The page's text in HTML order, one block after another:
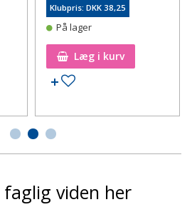
Klubpris: DKK 38,25
På lager
Læg i kurv
Tilføj til ønskeseddel
faglig viden her